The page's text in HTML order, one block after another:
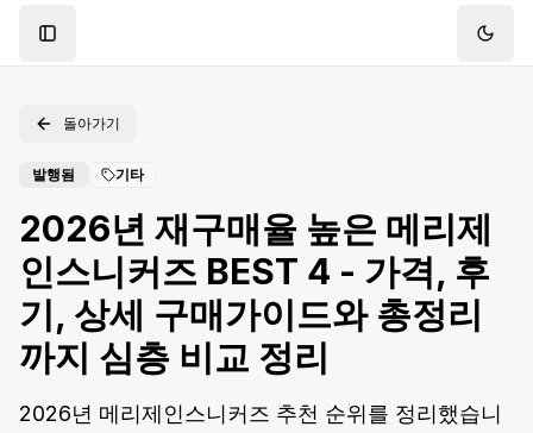
Toggle Sidebar
돌아가기
발행됨 기타
2026년 재구매율 높은 메리제
인스니커즈 BEST 4 - 가격, 후
기, 상세 구매가이드와 총정리
까지 심층 비교 정리
2026년 메리제인스니커즈 추천 순위를 정리했습니